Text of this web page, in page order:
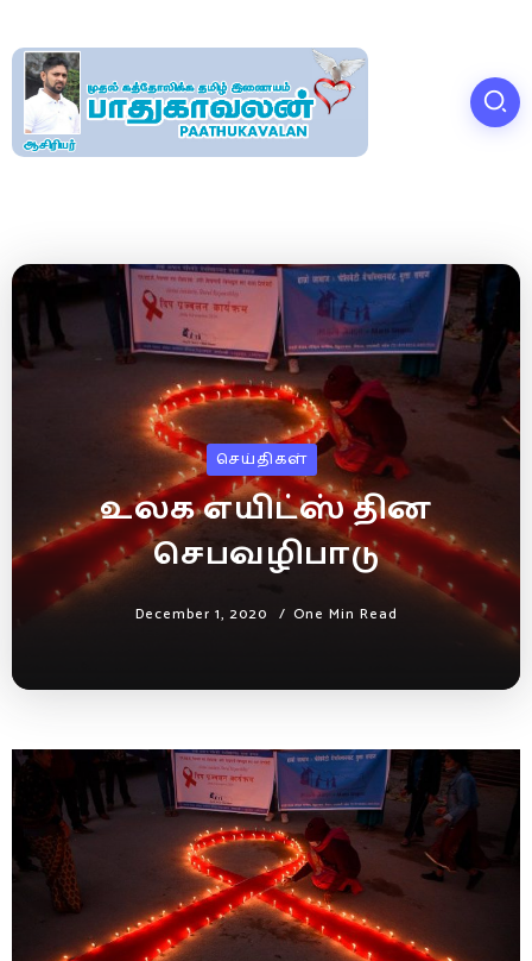
செய்திகள்
உலக எயிட்ஸ் தின
செபவழிபாடு
December 1, 2020 One Min Read